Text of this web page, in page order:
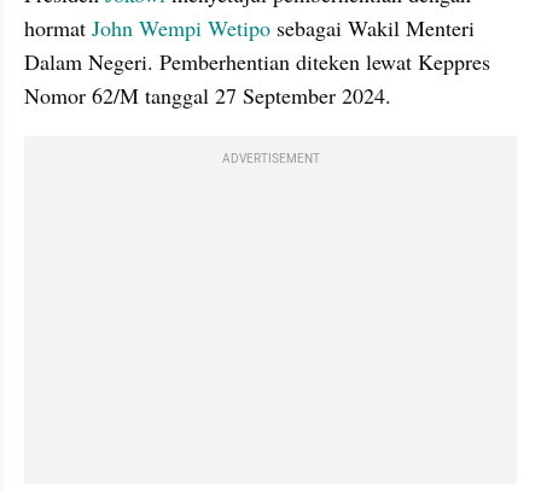
hormat John Wempi Wetipo sebagai Wakil Menteri
Dalam Negeri. Pemberhentian diteken lewat Keppres
Nomor 62/M tanggal 27 September 2024.
ADVERTISEMENT